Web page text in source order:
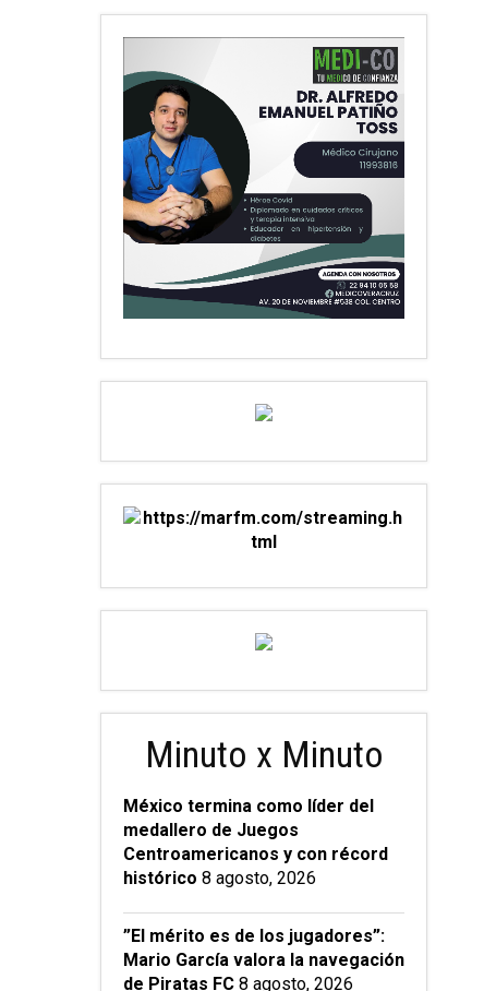
Minuto x Minuto
México termina como líder del
medallero de Juegos
Centroamericanos y con récord
histórico 8 agosto, 2026
”El mérito es de los jugadores”:
Mario García valora la navegación
de Piratas FC 8 agosto, 2026